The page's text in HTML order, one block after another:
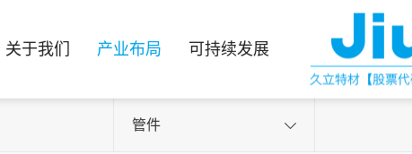
关于我们 产业布局 可持续发展
管件